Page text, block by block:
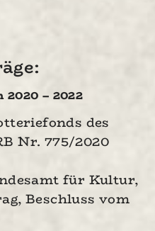
2020 – 2022
des
Nr. 775/2020
für Kultur,
Beschluss vom